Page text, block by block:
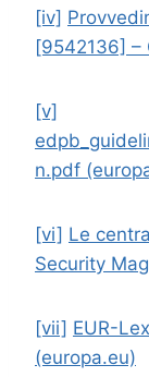
[iv]
[9542136] –
[v]
n.pdf
[vi] Le
Security
[vii] EUR-
(europa.eu)